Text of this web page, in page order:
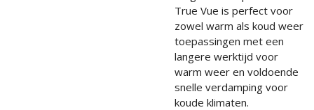
True Vue is perfect voor
zowel warm als koud weer
toepassingen met een
langere werktijd voor
warm weer en voldoende
snelle verdamping voor
koude klimaten.